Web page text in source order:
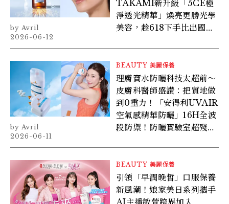
TAKAMI新升級「5CE極
淨透光精華」煥亮更勝光學
美容，趁618下手比出國買
Avril
2026-06-12
BEAUTY 美麗保養
理膚寶水防曬科技太超前～
皮膚科醫師盛讚：把質地做
到0重力！「安得利UVAIR
空氣感精華防曬」16H全波
段防禦！防曬實驗室超殘酷
形氣墊！
Avril
2026-06-11
BEAUTY 美麗保養
引領「早潤晚皙」口服保養
新風潮！娘家美日系列攜手